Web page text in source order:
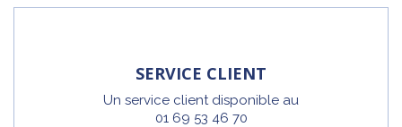
SERVICE CLIENT
Un service client disponible au
01 69 53 46 70